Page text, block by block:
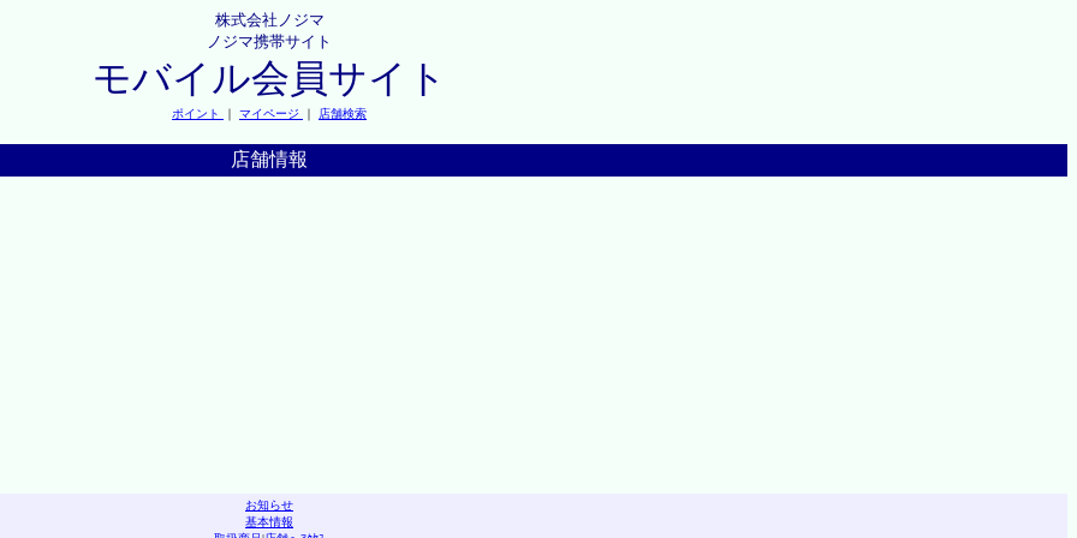
株式会社ノジマ
ノジマ携帯サイト
モバイル会員サイト
ポイント ｜ マイページ ｜ 店舗検索
店舗情報
お知らせ
基本情報